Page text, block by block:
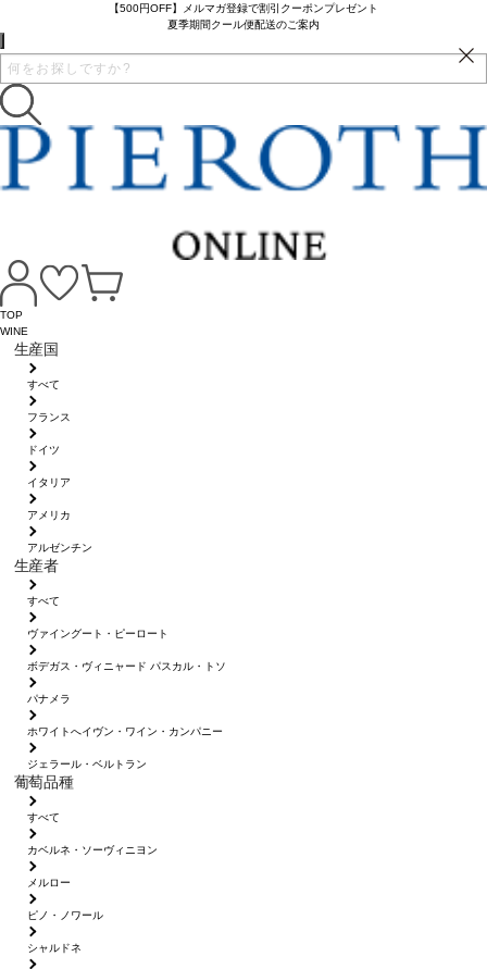
【500円OFF】メルマガ登録で割引クーポンプレゼント
夏季期間クール便配送のご案内
TOP
WINE
生産国
すべて
フランス
ドイツ
イタリア
アメリカ
アルゼンチン
生産者
すべて
ヴァイングート・ピーロート
ボデガス・ヴィニャード パスカル・トソ
パナメラ
ホワイトへイヴン・ワイン・カンパニー
ジェラール・ベルトラン
葡萄品種
すべて
カベルネ・ソーヴィニヨン
メルロー
ピノ・ノワール
シャルドネ